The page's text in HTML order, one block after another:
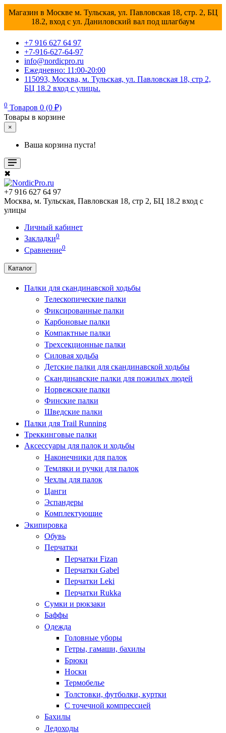
Магазин в Москве м. Тульская, ул. Павловская 18, стр. 2, БЦ
18.2, вход с ул. Даниловский вал под шлагбаум
+7 916 627 64 97
+7-916-627-64-97
info@nordicpro.ru
Ежедневно: 11:00-20:00
115093, Москва, м. Тульская, ул. Павловская 18, стр 2,
БЦ 18.2 вход с улицы.
0 Товаров 0 (0 ₽)
Товары в корзине
×
Ваша корзина пуста!
✖
+7 916 627 64 97
Москва, м. Тульская, Павловская 18, стр 2, БЦ 18.2 вход с
улицы
Личный кабинет
Закладки0
Сравнение0
Каталог
Палки для скандинавской ходьбы
Телескопические палки
Фиксированные палки
Карбоновые палки
Компактные палки
Трехсекционные палки
Силовая ходьба
Детские палки для скандинавской ходьбы
Скандинавские палки для пожилых людей
Норвежские палки
Финские палки
Шведские палки
Палки для Trail Running
Треккинговые палки
Аксессуары для палок и ходьбы
Наконечники для палок
Темляки и ручки для палок
Чехлы для палок
Цанги
Эспандеры
Комплектующие
Экипировка
Обувь
Перчатки
Перчатки Fizan
Перчатки Gabel
Перчатки Leki
Перчатки Rukka
Сумки и рюкзаки
Баффы
Одежда
Головные уборы
Гетры, гамаши, бахилы
Брюки
Носки
Термобелье
Толстовки, футболки, куртки
С точечной компрессией
Бахилы
Ледоходы